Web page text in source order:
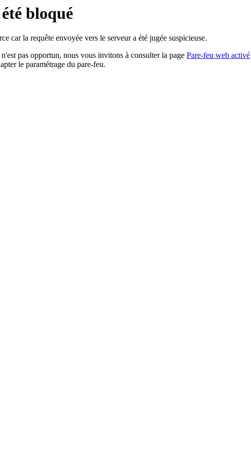
bloqué
car la requête envoyée vers le serveur a été jugée suspicieuse.
pas opportun, nous vous invitons à consulter la page Pare-feu web activé
le paramétrage du pare-feu.